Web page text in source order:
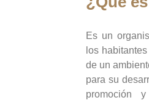
Es un
los
de un
para su
promoción